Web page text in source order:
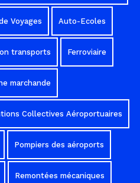
Voyages Auto-Ecoles
transports Ferroviaire
marchande
Collectives Aéroportuaires
Pompiers des aéroports
Remontées mécaniques